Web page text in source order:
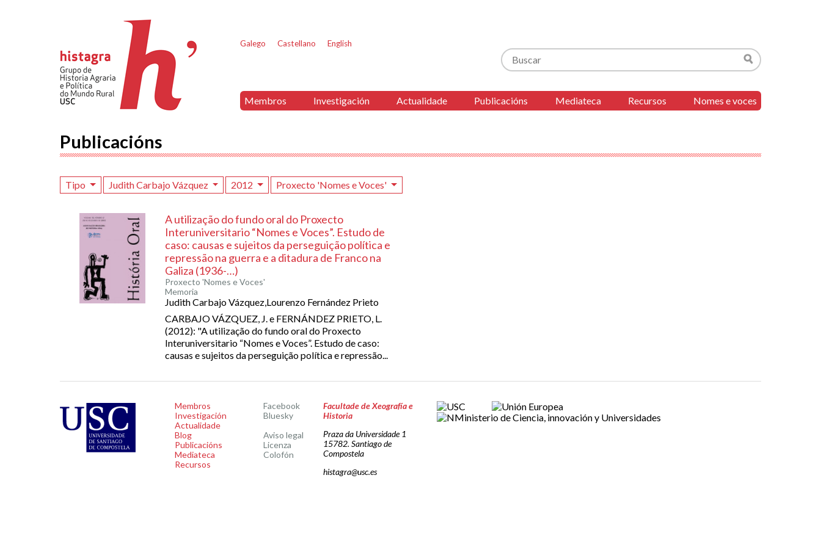
Galego Castellano English
Buscar
Buscar
Membros Investigación Actualidade Publicacións Mediateca Recursos Nomes e voces
Publicacións
Tipo Judith Carbajo Vázquez 2012 Proxecto 'Nomes e Voces'
A utilização do fundo oral do Proxecto
Interuniversitario “Nomes e Voces”. Estudo de
caso: causas e sujeitos da perseguição política e
repressão na guerra e a ditadura de Franco na
Galiza (1936-…)
Proxecto 'Nomes e Voces'
Memoria
Judith Carbajo Vázquez,Lourenzo Fernández Prieto
CARBAJO VÁZQUEZ, J. e FERNÁNDEZ PRIETO, L.
(2012): "A utilização do fundo oral do Proxecto
Interuniversitario “Nomes e Voces”. Estudo de caso:
causas e sujeitos da perseguição política e repressão...
Membros
Investigación
Actualidade
Blog
Publicacións
Mediateca
Recursos
Facebook
Bluesky
Aviso legal
Licenza
Colofón
Facultade de Xeografía e
Historia
Praza da Universidade 1
15782. Santiago de
Compostela
histagra@usc.es